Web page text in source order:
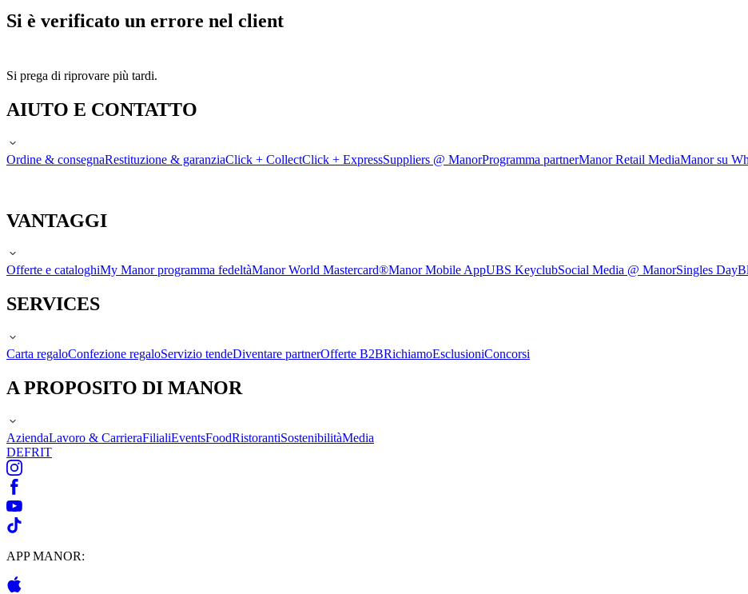
Si è verificato un errore nel client
Si prega di riprovare più tardi.
AIUTO E CONTATTO
Ordine & consegnaRestituzione & garanziaClick + CollectClick + ExpressSuppliers @ ManorProgramma partnerManor Retail MediaManor su
VANTAGGI
Offerte e cataloghiMy Manor programma fedeltàManor World Mastercard®Manor Mobile AppUBS KeyclubSocial Media @ ManorSingles Day
SERVICES
Carta regaloConfezione regaloServizio tendeDiventare partnerOfferte B2BRichiamoEsclusioniConcorsi
A PROPOSITO DI MANOR
AziendaLavoro & CarrieraFilialiEventsFoodRistorantiSostenibilitàMedia
DEFRIT
APP MANOR: